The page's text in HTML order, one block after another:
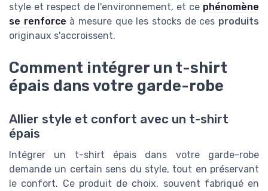
style et respect de l'environnement, et ce phénomène
se renforce à mesure que les stocks de ces produits
originaux s'accroissent.
Comment intégrer un t-shirt
épais dans votre garde-robe
Allier style et confort avec un t-shirt
épais
Intégrer un t-shirt épais dans votre garde-robe
demande un certain sens du style, tout en préservant
le confort. Ce produit de choix, souvent fabriqué en